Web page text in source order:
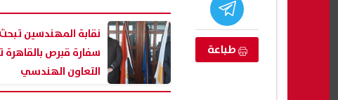
طباعة
نقابة المهندسين
سفارة قبرص بالقاهرة
التعاون الهندسي
والأكاديمي